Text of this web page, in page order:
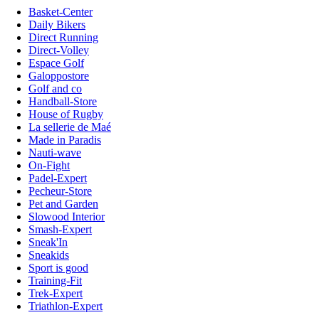
Basket-Center
Daily Bikers
Direct Running
Direct-Volley
Espace Golf
Galoppostore
Golf and co
Handball-Store
House of Rugby
La sellerie de Maé
Made in Paradis
Nauti-wave
On-Fight
Padel-Expert
Pecheur-Store
Pet and Garden
Slowood Interior
Smash-Expert
Sneak'In
Sneakids
Sport is good
Training-Fit
Trek-Expert
Triathlon-Expert